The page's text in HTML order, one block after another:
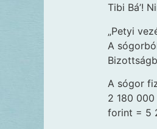
Tibi Bá’!
„Petyi
A
A sógor
2 180
forint = 5